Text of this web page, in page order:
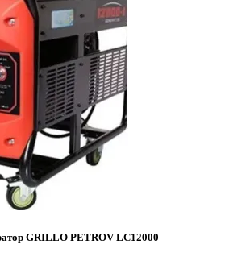
GRILLO PETROV LC12000